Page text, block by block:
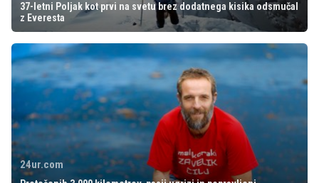
37-letni Poljak kot prvi na svetu brez dodatnega kisika odsmučal
z Everesta
24ur.com